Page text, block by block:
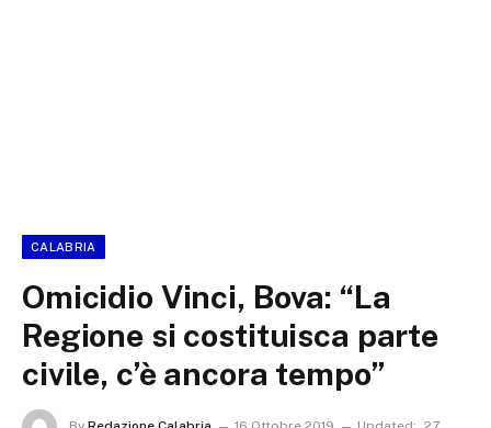
CALABRIA
Omicidio Vinci, Bova: “La
Regione si costituisca parte
civile, c’è ancora tempo”